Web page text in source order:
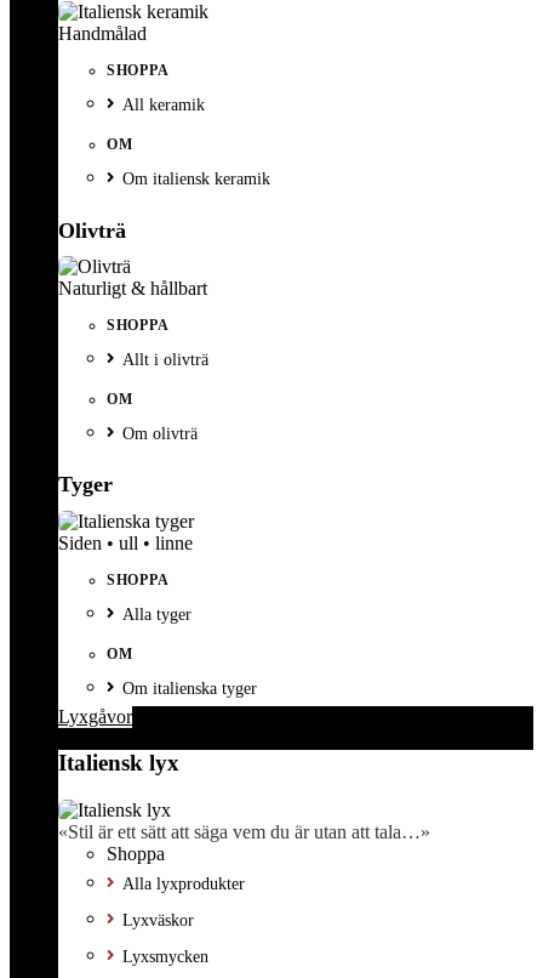
Handmålad
SHOPPA
All keramik
OM
Om italiensk keramik
Olivträ
Naturligt & hållbart
SHOPPA
Allt i olivträ
OM
Om olivträ
Tyger
Siden • ull • linne
SHOPPA
Alla tyger
OM
Om italienska tyger
Lyxgåvor
Italiensk lyx
«Stil är ett sätt att säga vem du är utan att tala…»
Shoppa
Alla lyxprodukter
Lyxväskor
Lyxsmycken